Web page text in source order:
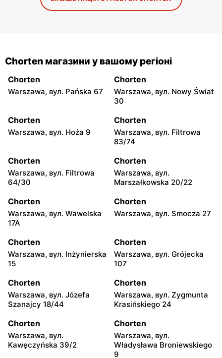
Chorten магазини у вашому регіоні
Chorten
Warszawa, вул. Pańska 67
Chorten
Warszawa, вул. Nowy Świat
30
Chorten
Warszawa, вул. Hoża 9
Chorten
Warszawa, вул. Filtrowa
83/74
Chorten
Warszawa, вул. Filtrowa
64/30
Chorten
Warszawa, вул.
Marszałkowska 20/22
Chorten
Warszawa, вул. Wawelska
17A
Chorten
Warszawa, вул. Smocza 27
Chorten
Warszawa, вул. Inżynierska
15
Chorten
Warszawa, вул. Grójecka
107
Chorten
Warszawa, вул. Józefa
Szanajcy 18/44
Chorten
Warszawa, вул. Zygmunta
Krasińskiego 24
Chorten
Warszawa, вул.
Kawęczyńska 39/2
Chorten
Warszawa, вул.
Władysława Broniewskiego
9